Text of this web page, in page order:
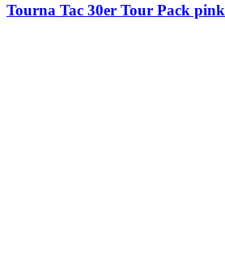
Tourna Tac 30er Tour Pack pink